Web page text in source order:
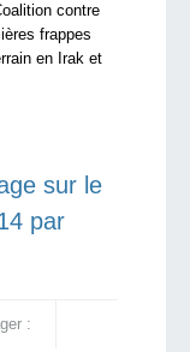
contre
frappes
en Irak et
sur le
par
: